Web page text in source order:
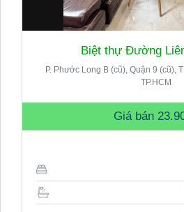
Biệt thự Đường
P. Phước Long B (cũ), Quận 9 (cũ),
TP.HCM
Giá bán